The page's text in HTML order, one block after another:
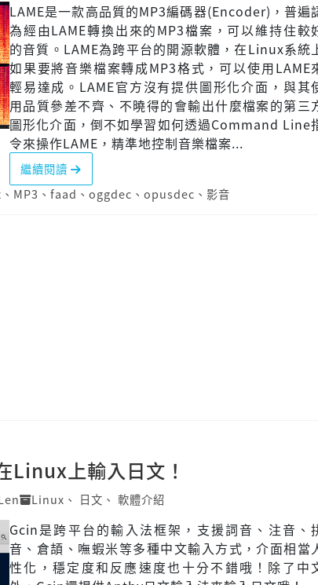
LAME是一款高品質的MP3編碼器(Encoder)，普遍
為經由LAME轉換出來的MP3檔案，可以維持住較
的音質。LAME為跨平台的開源軟體，在Linux系統
如果要將音樂檔案轉成MP3格式，可以使用LAME
輕易達成。LAME官方沒有提供圖形化介面，與其
用品質參差不齊、不曉得的會輸出什麼檔案的第三
圖形化介面，倒不如學習如何透過Command Line
令來操作LAME，精準地控制音樂檔案...
繼續閱讀
、 MP3 、 faad 、 oggdec 、 opusdec 、 影音
上輸入日文！
Linux 、 日文 、 軟體介紹
Gcin是跨平台的輸入法框架，支援詞音、注音、
音、倉頡、嘸蝦米等多種中文輸入方式，介面相當
性化，穩定度和反應速度也十分不錯哦！除了中